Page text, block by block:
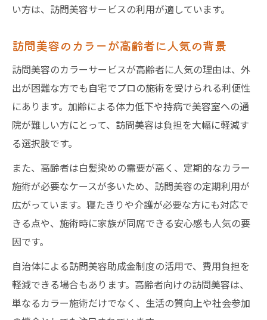
い方は、訪問美容サービスの利用が適しています。
訪問美容のカラーが高齢者に人気の背景
訪問美容のカラーサービスが高齢者に人気の理由は、外
出が困難な方でも自宅でプロの施術を受けられる利便性
にあります。加齢による体力低下や持病で美容室への通
院が難しい方にとって、訪問美容は負担を大幅に軽減す
る選択肢です。
また、高齢者は白髪染めの需要が高く、定期的なカラー
施術が必要なケースが多いため、訪問美容の定期利用が
広がっています。寝たきりや介護が必要な方にも対応で
きる点や、施術時に家族が同席できる安心感も人気の要
因です。
自治体による訪問美容助成金制度の活用で、費用負担を
軽減できる場合もあります。高齢者向けの訪問美容は、
単なるカラー施術だけでなく、生活の質向上や社会参加